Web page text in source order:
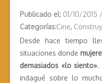
Publicado el: 01/10/2015 /
Categorías:Cine,
Desde hace tiempo
situaciones donde
demasiados «lo siento».
indagué sobre lo